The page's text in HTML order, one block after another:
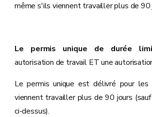
même s'ils viennent travailler plus de 90
Le permis unique de durée
autorisation de travail ET une
Le permis unique est délivré pour les
viennent travailler plus de 90 jours
ci-dessus).